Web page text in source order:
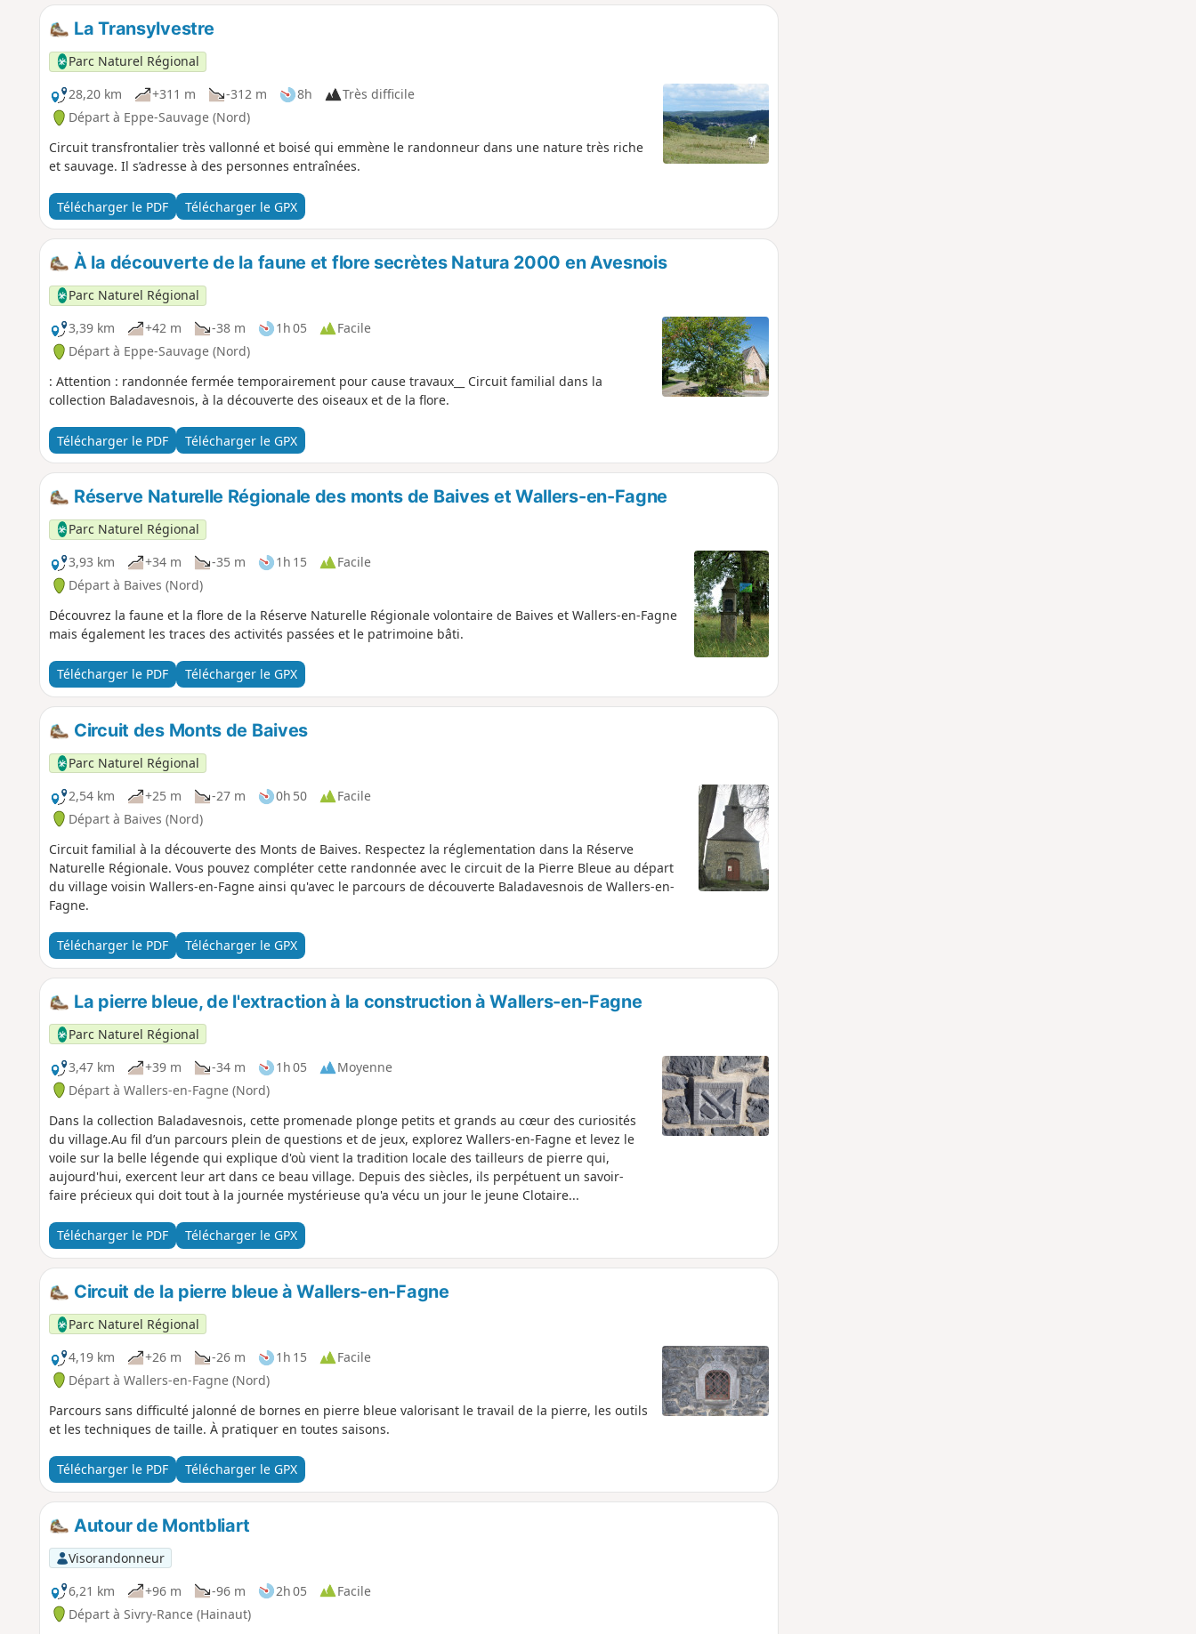
La Transylvestre
Parc Naturel Régional
28,20 km
+311 m -312 m 8h
Très difficile
Départ à Eppe-Sauvage (Nord)
Circuit transfrontalier très vallonné et boisé qui emmène le randonneur dans une nature très riche
et sauvage. Il s’adresse à des personnes entraînées.
Télécharger le PDF Télécharger le GPX
À la découverte de la faune et flore secrètes Natura 2000 en Avesnois
Parc Naturel Régional
3,39 km
+42 m -38 m 1h 05
Facile
Départ à Eppe-Sauvage (Nord)
: Attention : randonnée fermée temporairement pour cause travaux__ Circuit familial dans la
collection Baladavesnois, à la découverte des oiseaux et de la flore.
Télécharger le PDF Télécharger le GPX
Réserve Naturelle Régionale des monts de Baives et Wallers-en-Fagne
Parc Naturel Régional
3,93 km
+34 m -35 m 1h 15
Facile
Départ à Baives (Nord)
Découvrez la faune et la flore de la Réserve Naturelle Régionale volontaire de Baives et Wallers-en-Fagne
mais également les traces des activités passées et le patrimoine bâti.
Télécharger le PDF Télécharger le GPX
Circuit des Monts de Baives
Parc Naturel Régional
2,54 km
+25 m -27 m 0h 50
Facile
Départ à Baives (Nord)
Circuit familial à la découverte des Monts de Baives. Respectez la réglementation dans la Réserve
Naturelle Régionale. Vous pouvez compléter cette randonnée avec le circuit de la Pierre Bleue au départ
du village voisin Wallers-en-Fagne ainsi qu'avec le parcours de découverte Baladavesnois de Wallers-en-
Fagne.
Télécharger le PDF Télécharger le GPX
La pierre bleue, de l'extraction à la construction à Wallers-en-Fagne
Parc Naturel Régional
3,47 km
+39 m -34 m 1h 05
Moyenne
Départ à Wallers-en-Fagne (Nord)
Dans la collection Baladavesnois, cette promenade plonge petits et grands au cœur des curiosités
du village.Au fil d’un parcours plein de questions et de jeux, explorez Wallers-en-Fagne et levez le
voile sur la belle légende qui explique d'où vient la tradition locale des tailleurs de pierre qui,
aujourd'hui, exercent leur art dans ce beau village. Depuis des siècles, ils perpétuent un savoir-
faire précieux qui doit tout à la journée mystérieuse qu'a vécu un jour le jeune Clotaire...
Télécharger le PDF Télécharger le GPX
Circuit de la pierre bleue à Wallers-en-Fagne
Parc Naturel Régional
4,19 km
+26 m -26 m 1h 15
Facile
Départ à Wallers-en-Fagne (Nord)
Parcours sans difficulté jalonné de bornes en pierre bleue valorisant le travail de la pierre, les outils
et les techniques de taille. À pratiquer en toutes saisons.
Télécharger le PDF Télécharger le GPX
Autour de Montbliart
Visorandonneur
6,21 km
+96 m -96 m 2h 05
Facile
Départ à Sivry-Rance (Hainaut)